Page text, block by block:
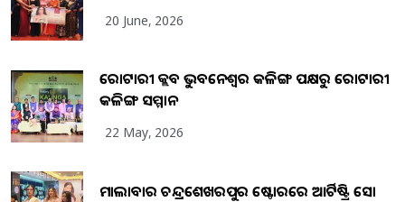
20 June, 2026
ରୋଟାରୀ କ୍ଲବ ଭୁବନେଶ୍ୱର କଳିଙ୍ଗ ପକ୍ଷରୁ ରୋଟାରୀ
କଳିଙ୍ଗ ସମ୍ମାନ
22 May, 2026
ମାଲାବାର ଚନ୍ଦ୍ରଶେଖରପୁର ଷ୍ଟୋରରେ ଆର୍ଟିଷ୍ଟ୍ରି ସୋ